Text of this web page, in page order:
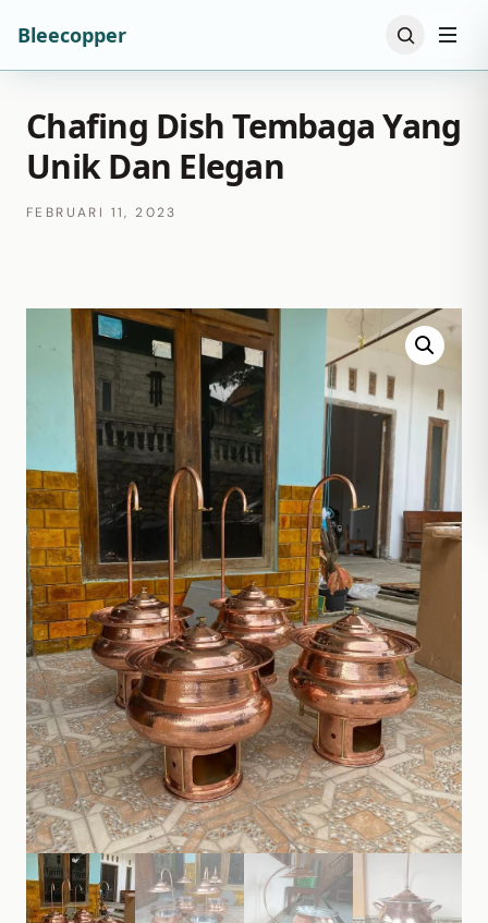
Bleecopper
Chafing Dish Tembaga Yang
Unik Dan Elegan
FEBRUARI 11, 2023